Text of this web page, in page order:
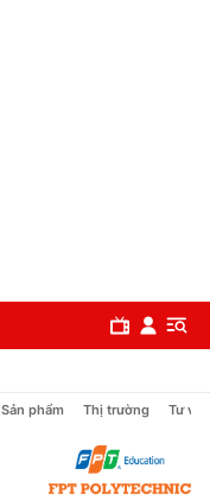
Sản phẩm Thị trường Tư vấn